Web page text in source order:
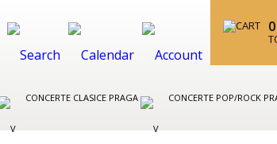
0
CONCERTE CLASICE PRAGA CONCERTE POP/ROCK